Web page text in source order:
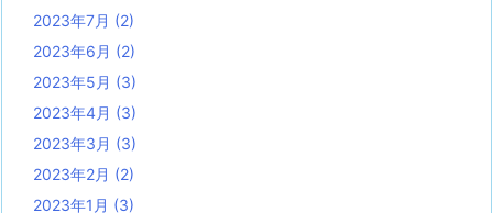
2023年7月 (2)
2023年6月 (2)
2023年5月 (3)
2023年4月 (3)
2023年3月 (3)
2023年2月 (2)
2023年1月 (3)